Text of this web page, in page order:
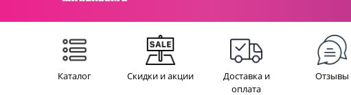
Каталог Скидки и акции
Доставка и
оплата
Отзывы